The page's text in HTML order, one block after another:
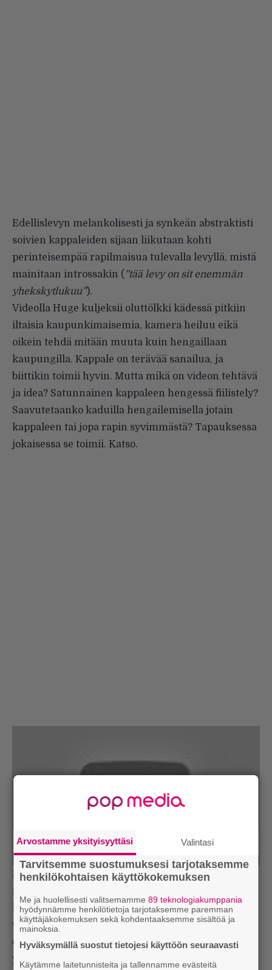
Edellislevyn melankolisesti ja synkeän abstraktisti
soivien kappaleiden sijaan liikutaan kohti
perinteisempää rapilmaisua tulevalla levyllä, mistä
mainitaan introssakin ( ”tää levy on sit enemmän
yhekskytlukuu”).
Videolla Huge kuljeksii oluttölkki kädessä pitkiin
iltaisia kaupunkimaisemia, kamera heiluu eikä
oikein tehdä mitään muuta kuin hengaillaan
kaupungilla. Kappale on terävää sanailua, ja
biittikin toimii hyvin. Mutta mikä on videon tehtävä
ja idea? Satunnainen kappaleen hengessä fiilistely?
Saavutetaanko kaduilla hengailemisella jotain
kappaleen tai jopa rapin syvimmästä? Tapauksessa
jokaisessa se toimii. Katso.
Kun kaikkia vilkaistavia videoita yhdistää jossain
määrin rentomielinen hengailu ja kavereiden
kanssa asioiden tekeminen, on viimeinen
vilkaistava vienyt asetelmaa huimin askelein
eteenpäin muutamalla videollaan. Näin juonikuviot
yhdistetään sujuvasti oman porukan tekemisiin!
Arvostamme yksityisyyttäsi Valintasi
Tarvitsemme suostumuksesi tarjotaksemme
henkilökohtaisen käyttökokemuksen
Me ja huolellisesti valitsemamme89 teknologiakumppania
hyödynnämme henkilötietoja tarjotaksemme paremman
käyttäjäkokemuksen sekä kohdentaaksemme sisältöä ja
mainoksia.
Hyväksymällä suostut tietojesi käyttöön seuraavasti
Käytämme laitetunnisteita ja tallennamme evästeitä